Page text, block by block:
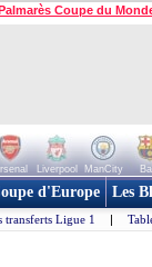
Coupe du
Liverpool ManCity
d'Europe Les
transferts Ligue 1 |